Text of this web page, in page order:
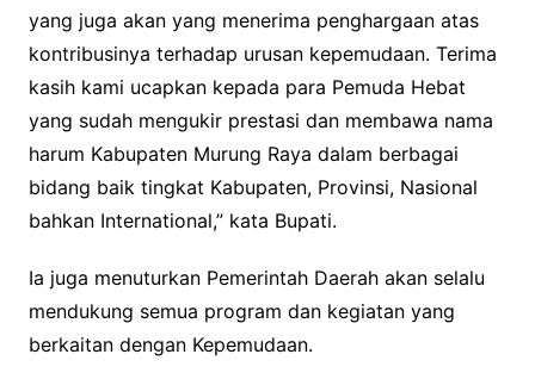
yang juga akan yang menerima penghargaan atas
kontribusinya terhadap urusan kepemudaan. Terima
kasih kami ucapkan kepada para Pemuda Hebat
yang sudah mengukir prestasi dan membawa nama
harum Kabupaten Murung Raya dalam berbagai
bidang baik tingkat Kabupaten, Provinsi, Nasional
bahkan International,” kata Bupati.
Ia juga menuturkan Pemerintah Daerah akan selalu
mendukung semua program dan kegiatan yang
berkaitan dengan Kepemudaan.